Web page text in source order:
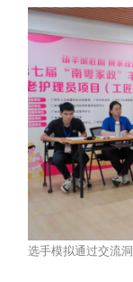
选手模拟通过交流